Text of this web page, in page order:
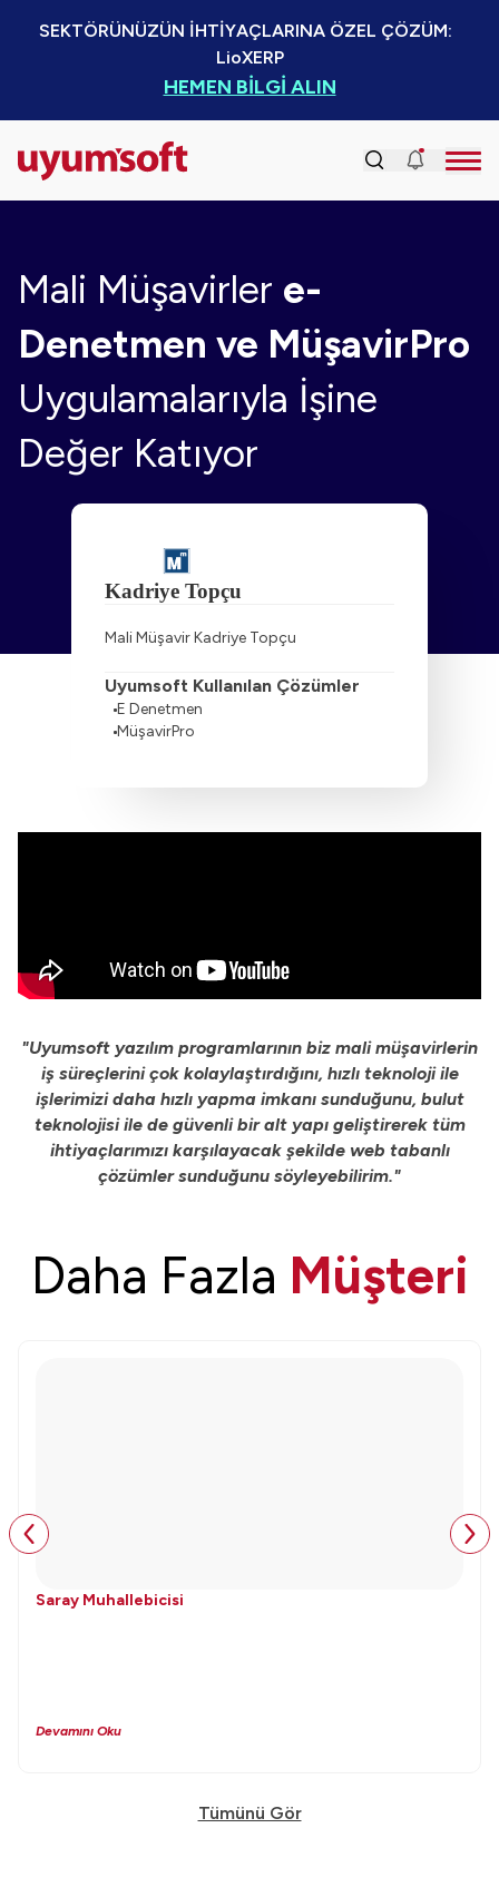
SEKTÖRÜNÜZÜN İHTİYAÇLARINA ÖZEL ÇÖZÜM:
LioXERP
HEMEN BİLGİ ALIN
Mali Müşavirler e-
Denetmen ve MüşavirPro
Uygulamalarıyla İşine
Değer Katıyor
Mali Müşavir Kadriye Topçu
Uyumsoft Kullanılan Çözümler
E Denetmen
MüşavirPro
"Uyumsoft yazılım programlarının biz mali müşavirlerin
iş süreçlerini çok kolaylaştırdığını, hızlı teknoloji ile
işlerimizi daha hızlı yapma imkanı sunduğunu, bulut
teknolojisi ile de güvenli bir alt yapı geliştirerek tüm
ihtiyaçlarımızı karşılayacak şekilde web tabanlı
çözümler sunduğunu söyleyebilirim."
Daha Fazla Müşteri
Saray Muhallebicisi
Devamını Oku
Tümünü Gör